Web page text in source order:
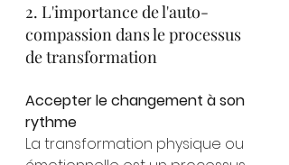
2. L'importance de l'auto-
compassion dans le processus
de transformation
Accepter le changement à son
rythme
La transformation physique ou